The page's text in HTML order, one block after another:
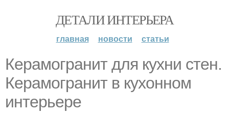
ДЕТАЛИ ИНТЕРЬЕРА
главная новости статьи
Керамогранит для кухни стен.
Керамогранит в кухонном
интерьере